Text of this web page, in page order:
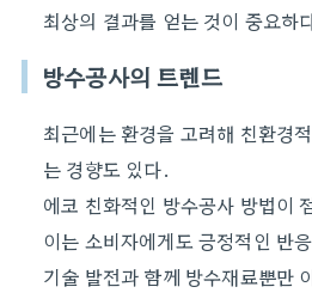
최상의 결과를 얻는 것이 중요하
방수공사의 트렌드
최근에는 환경을 고려해 친환경
는 경향도 있다.
에코 친화적인 방수공사 방법이
이는 소비자에게도 긍정적인 반
기술 발전과 함께 방수재료뿐만